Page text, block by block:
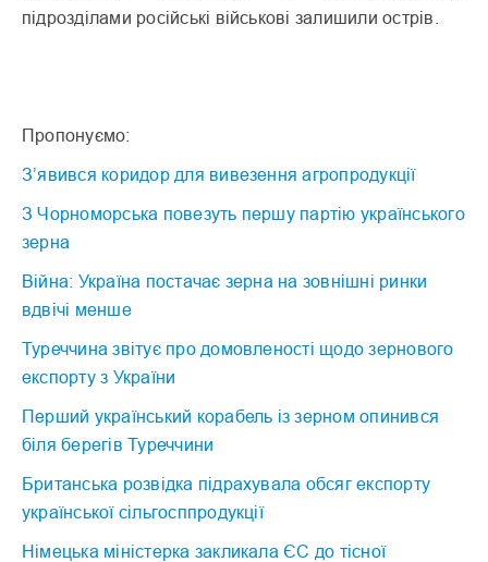
підрозділами російські військові залишили острів.
Пропонуємо:
З’явився коридор для вивезення агропродукції
З Чорноморська повезуть першу партію українського
зерна
Війна: Україна постачає зерна на зовнішні ринки
вдвічі менше
Туреччина звітує про домовленості щодо зернового
експорту з України
Перший український корабель із зерном опинився
біля берегів Туреччини
Британська розвідка підрахувала обсяг експорту
української сільгосппродукції
Німецька міністерка закликала ЄС до тісної